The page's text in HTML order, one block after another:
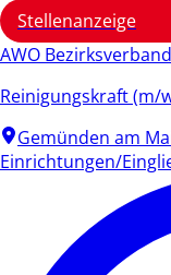
Stellenanzeige
AWO
Reinigungskraft (m/
Gemünden am
Einrichtungen/